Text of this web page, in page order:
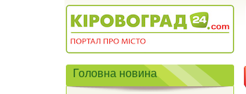
Головна новина